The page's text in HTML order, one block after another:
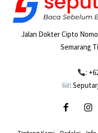
Jalan Dokter Cipto
Semarang
:
: